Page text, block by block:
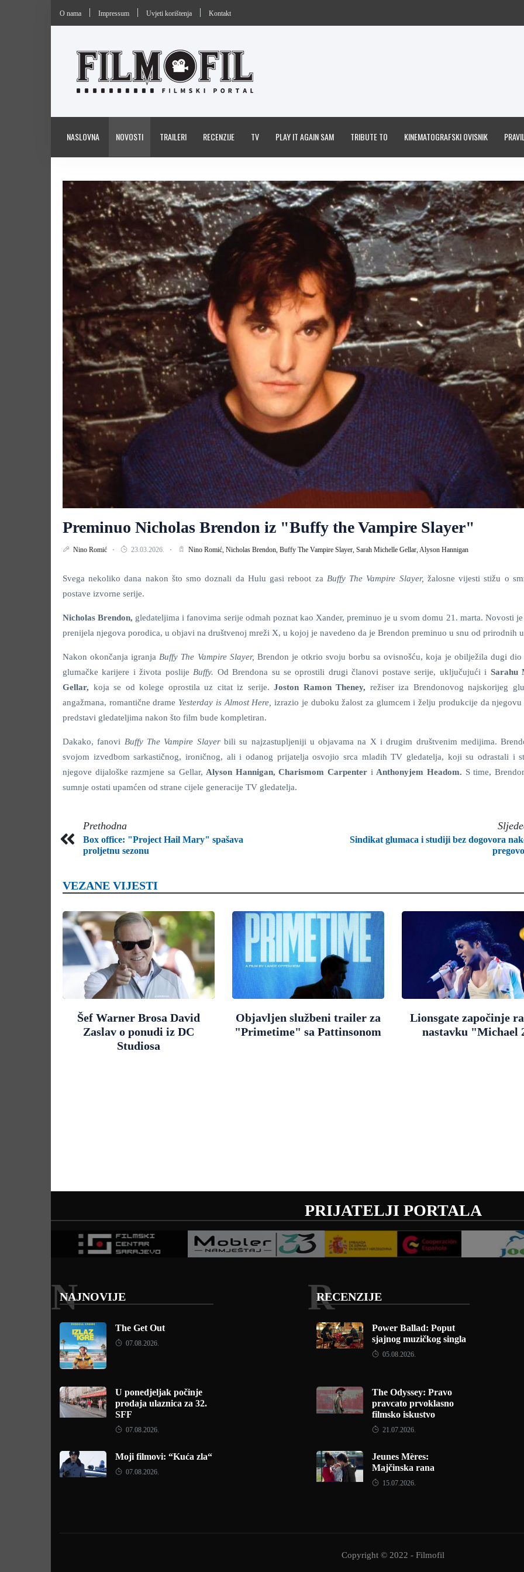
O nama Impressum Uvjeti korištenja Kontakt
NASLOVNA NOVOSTI TRAILERI RECENZIJE TV PLAY IT AGAIN SAM TRIBUTE TO KINEMATOGRAFSKI OVISNIK
Preminuo Nicholas Brendon iz "Buffy the Vampire Slayer"
Nino Romić 23.03.2026. Nino Romić, Nicholas Brendon, Buffy The Vampire Slayer, Sarah Michelle Gellar, Alyson Hannigan
Svega nekoliko dana nakon što smo doznali da Hulu gasi reboot za Buffy The Vampire Slayer, žalosne vijesti stižu o
postave izvorne serije.
Nicholas Brendon, gledateljima i fanovima serije odmah poznat kao Xander, preminuo je u svom domu 21. marta. Novosti
prenijela njegova porodica, u objavi na društvenoj mreži X, u kojoj je navedeno da je Brendon preminuo u snu od prirodnih
Nakon okončanja igranja Buffy The Vampire Slayer, Brendon je otkrio svoju borbu sa ovisnošću, koja je obilježila dugi dio
glumačke karijere i života poslije Buffy. Od Brendona su se oprostili drugi članovi postave serije, uključujući i Sarahu
Gellar, koja se od kolege oprostila uz citat iz serije.Joston Ramon Theney, režiser iza Brendonovog najskorijeg
angažmana, romantične drame Yesterday is Almost Here,izrazio je duboku žalost za glumcem i želju produkcije da njegovu
predstavi gledateljima nakon što film bude kompletiran.
Dakako, fanovi Buffy The Vampire Slayer bili su najzastupljeniji u objavama na X i drugim društvenim medijima.
svojom izvedbom sarkastičnog, ironičnog, ali i odanog prijatelja osvojio srca mladih TV gledatelja, koji su odrastali i
njegove dijaloške razmjene sa Gellar, Alyson Hannigan, Charismom Carpenter i Anthonyjem Headom. S time,
sumnje ostati upamćen od strane cijele generacije TV gledatelja.
Prethodna
Box office: "Project Hail Mary" spašava
proljetnu sezonu
Sindikat glumaca i studiji bez dogovora
VEZANE VIJESTI
Šef Warner Brosa David
Zaslav o ponudi iz DC
Studiosa
Objavljen službeni trailer za
"Primetime" sa Pattinsonom
Lionsgate započinje
nastavku "Michael
PRIJATELJI PORTALA
NAJNOVIJE
N
The Get Out
07.08.2026.
U ponedjeljak počinje
prodaja ulaznica za 32.
SFF
07.08.2026.
Moji filmovi: “Kuća zla“
07.08.2026.
RECENZIJE
R
Power Ballad: Poput
sjajnog muzičkog singla
05.08.2026.
The Odyssey: Pravo
pravcato prvoklasno
filmsko iskustvo
21.07.2026.
Jeunes Mères:
Majčinska rana
15.07.2026.
Copyright © 2022 - Filmofil